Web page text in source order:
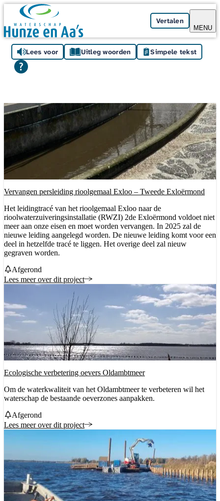
Skip navigation
Vertalen
MENU
Lees voor Uitleg woorden Simpele tekst
Vervangen persleiding rioolgemaal Exloo – Tweede Exloërmond
Het leidingtracé van het rioolgemaal Exloo naar de
rioolwaterzuiveringsinstallatie (RWZI) 2de Exloërmond voldoet niet
meer aan onze eisen en moet worden vervangen. In 2025 zal de
nieuwe leiding aangelegd worden. De nieuwe leiding komt voor een
deel in hetzelfde tracé te liggen. Het overige deel zal nieuw
gegraven worden.
Status
Afgerond
Lees meer over dit project
Ecologische verbetering oevers Oldambtmeer
Om de waterkwaliteit van het Oldambtmeer te verbeteren wil het
waterschap de bestaande oeverzones aanpakken.
Status
Afgerond
Lees meer over dit project